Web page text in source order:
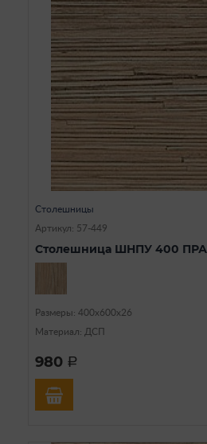
Столешницы
Артикул: 57-449
Столешница ШНПУ 400
Размеры: 400х600х26
Материал: ДСП
980 a